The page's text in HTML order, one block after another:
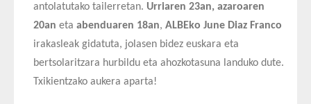
antolatutako tailerretan. Urriaren 23an, azaroaren
20an eta abenduaren 18an, ALBEko June Diaz Franco
irakasleak gidatuta, jolasen bidez euskara eta
bertsolaritzara hurbildu eta ahozkotasuna landuko dute.
Txikientzako aukera aparta!